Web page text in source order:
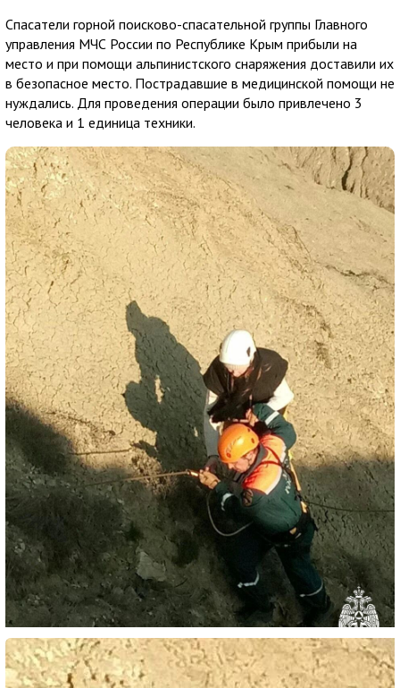
Спасатели горной поисково-спасательной группы Главного
управления МЧС России по Республике Крым прибыли на
место и при помощи альпинистского снаряжения доставили их
в безопасное место. Пострадавшие в медицинской помощи не
нуждались. Для проведения операции было привлечено 3
человека и 1 единица техники.